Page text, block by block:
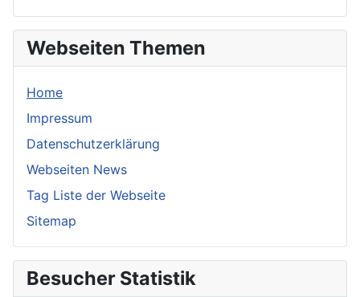
Webseiten Themen
Home
Impressum
Datenschutzerklärung
Webseiten News
Tag Liste der Webseite
Sitemap
Besucher Statistik